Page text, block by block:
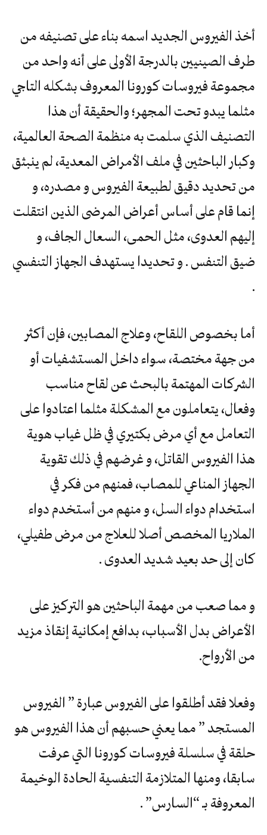
أخذ الفيروس الجديد اسمه بناء على تصنيفه من
طرف الصينيين بالدرجة الأولى على أنه واحد من
مجموعة فيروسات كورونا المعروف بشكله التاجي
مثلما يبدو تحت المجهر؛ والحقيقة أن هذا
التصنيف الذي سلمت به منظمة الصحة العالمية،
وكبار الباحثين في ملف الأمراض المعدية، لم ينبثق
من تحديد دقيق لطبيعة الفيروس و مصدره، و
إنما قام على أساس أعراض المرضى الذين انتقلت
إليهم العدوى، مثل الحمى، السعال الجاف، و
ضيق التنفس . و تحديدا يستهدف الجهاز التنفسي
.
أما بخصوص اللقاح، وعلاج المصابين، فإن أكثر
من جهة مختصة، سواء داخل المستشفيات أو
الشركات المهتمة بالبحث عن لقاح مناسب
وفعال، يتعاملون مع المشكلة مثلما اعتادوا على
التعامل مع أي مرض بكتيري في ظل غياب هوية
هذا الفيروس القاتل، و غرضهم في ذلك تقوية
الجهاز المناعي للمصاب، فمنهم من فكر في
استخدام دواء السل، و منهم من أستخدم دواء
الملاريا المخصص أصلا للعلاج من مرض طفيلي،
كان إلى حد بعيد شديد العدوى .
و مما صعب من مهمة الباحثين هو التركيز على
الأعراض بدل الأسباب، بدافع إمكانية إنقاذ مزيد
من الأرواح.
وفعلا فقد أطلقوا على الفيروس عبارة ” الفيروس
المستجد ” مما يعني حسبهم أن هذا الفيروس هو
حلقة في سلسلة فيروسات كورونا التي عرفت
سابقا، ومنها المتلازمة التنفسية الحادة الوخيمة
المعروفة بـ “السارس” .